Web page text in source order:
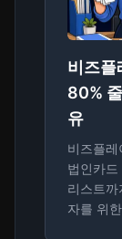
비즈플
80%
유
비즈플
법인카
리스트
자를 위